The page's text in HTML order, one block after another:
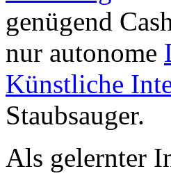
genügend
nur autonome
Künstliche
Staubsauger.
Als gelernter